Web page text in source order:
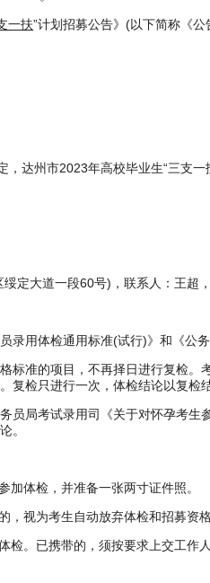
一扶”计划招募公告》(以下简称《
，达州市2023年高校毕业生“三支
定大道一段60号)，联系人：王超
录用体检通用标准(试行)》和《公
标准的项目，不再择日进行复检
复检只进行一次，体检结论以复检
员局考试录用司《关于对怀孕考
。
加体检，并准备一张两寸证件照。
视为考生自动放弃体检和招募资格
检。已携带的，须按要求上交工作